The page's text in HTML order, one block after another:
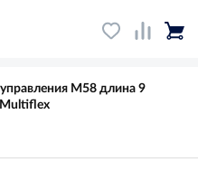
M58 длина 9